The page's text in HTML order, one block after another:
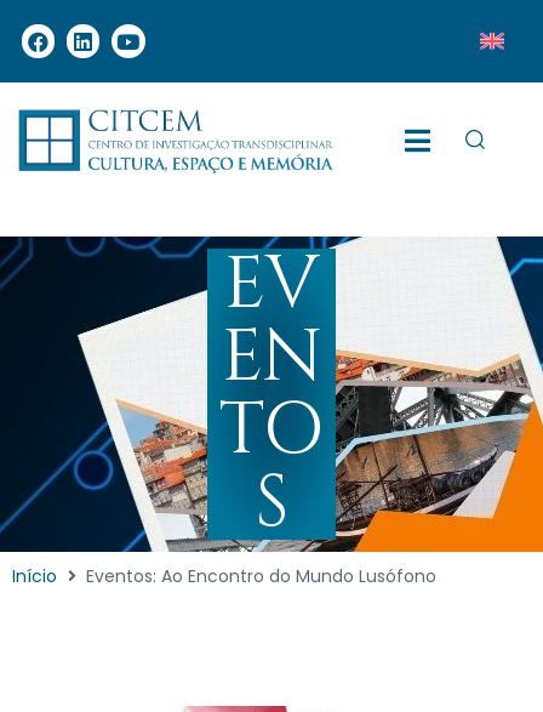
EV
EN
TO
S
Início Eventos: Ao Encontro do Mundo Lusófono